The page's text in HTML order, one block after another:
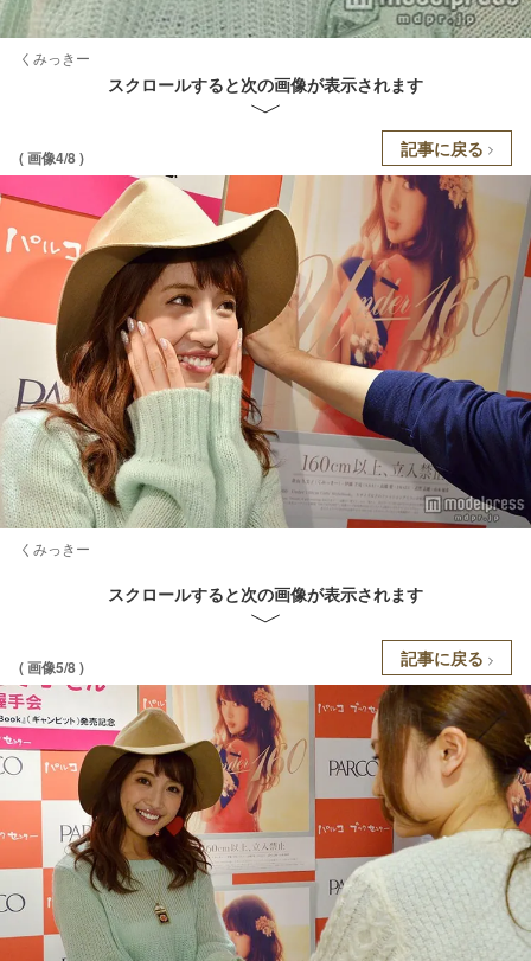
くみっきー
スクロールすると次の画像が表示されます
( 画像4/8 ) 記事に戻る
くみっきー
スクロールすると次の画像が表示されます
( 画像5/8 ) 記事に戻る